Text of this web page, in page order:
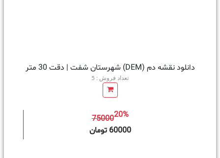
دانلود نقشه دم (DEM) شهرستان شفت | دقت 30 متر
تعداد فروش : 5
7500020%
60000 تومان